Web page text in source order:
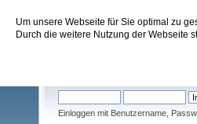
Um unsere Webseite für Sie optimal zu
Durch die weitere Nutzung der Webseite
Sundtek Support
Einloggen mit Benutzername,